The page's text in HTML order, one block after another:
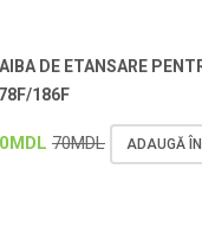
DE ETANSARE
186F
MDL 70MDL ADAUGĂ